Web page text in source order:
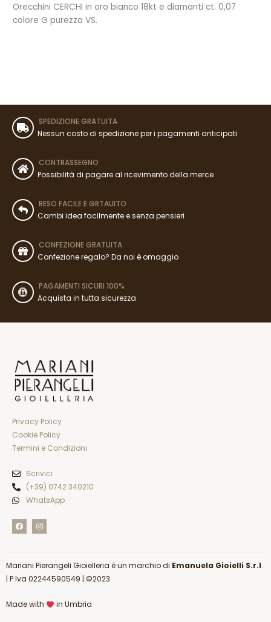
Orecchini CERCHI in oro bianco 18kt e diamanti ct. 0,07
colore G purezza VS.
SPEDIZIONE GRATUITA
Nessun costo di spedizione per i pagamenti anticipati
CONTRASSEGNO
Possibilità di pagare al ricevimento della merce
RESO FACILE E GRTAUITO
Cambi idea facilmente e senza pensieri
CONFEZIONE GRATUITA
Confezione regalo? Da noi è omaggio
PAGAMENTI SICURI 100%
Acquista in tutta sicurezza
Privacy Policy
Cookie Policy
Termini e Condizioni
Scrivici
(+39) 0742 340210
WhatsApp
F
a
c
o
I
n
s
r
m
Mariani Pierangeli Gioielleria è un marchio di Emanuela Gioielli S.r.l.
| P.Iva 02244590549 | ©2023
Made with in Umbria